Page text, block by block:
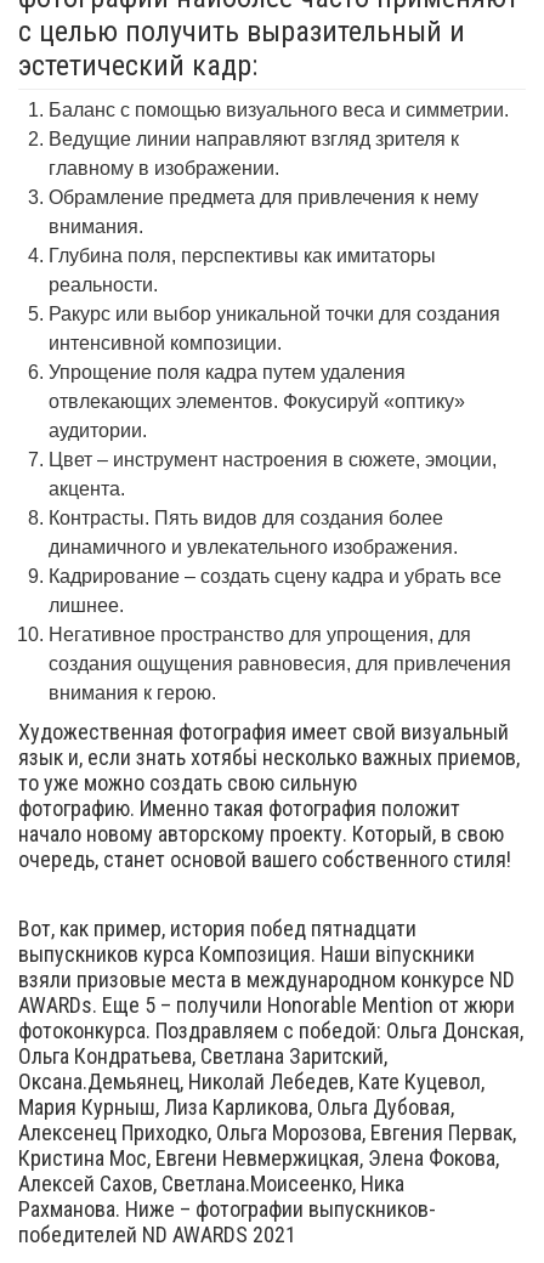
с целью получить выразительный и
эстетический кадр:
Баланс с помощью визуального веса и симметрии.
Ведущие линии направляют взгляд зрителя к
главному в изображении.
Обрамление предмета для привлечения к нему
внимания.
Глубина поля, перспективы как имитаторы
реальности.
Ракурс или выбор уникальной точки для создания
интенсивной композиции.
Упрощение поля кадра путем удаления
отвлекающих элементов. Фокусируй «оптику»
аудитории.
Цвет – инструмент настроения в сюжете, эмоции,
акцента.
Контрасты. Пять видов для создания более
динамичного и увлекательного изображения.
Кадрирование – создать сцену кадра и убрать все
лишнее.
Негативное пространство для упрощения, для
создания ощущения равновесия, для привлечения
внимания к герою.
Художественная фотография имеет свой визуальный
язык и, если знать хотябьі несколько важных приемов,
то уже можно создать свою сильную
фотографию. Именно такая фотография положит
начало новому авторскому проекту. Который, в свою
очередь, станет основой вашего собственного стиля!
Вот, как пример, история побед пятнадцати
выпускников курса Композиция. Наши віпускники
взяли призовые места в международном конкурсе ND
AWARDs. Еще 5 – получили Honorable Mention от жюри
фотоконкурса. Поздравляем с победой: Ольга Донская,
Ольга Кондратьева, Светлана Заритский,
Оксана.Демьянец, Николай Лебедев, Кате Куцевол,
Мария Курныш, Лиза Карликова, Ольга Дубовая,
Алексенец Приходко, Ольга Морозова, Евгения Первак,
Кристина Мос, Евгени Невмержицкая, Элена Фокова,
Алексей Сахов, Светлана.Моисеенко, Ника
Рахманова. Ниже – фотографии выпускников-
победителей ND AWARDS 2021